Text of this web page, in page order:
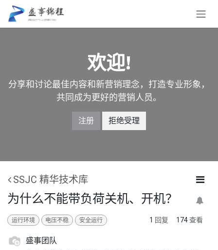
跳至内容
欢迎!
分享和讨论最佳内容和新营销理念，打造专业形象，
共同成为更好的营销人员。
注册 拒绝受理
SSJC 精华技术库
为什么不能带负荷关机、开机？
运行环境 电压不稳 安全运行 1 回复 174查看
盛事团队